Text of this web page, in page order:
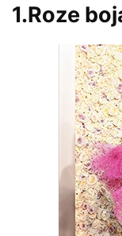
1.Roze